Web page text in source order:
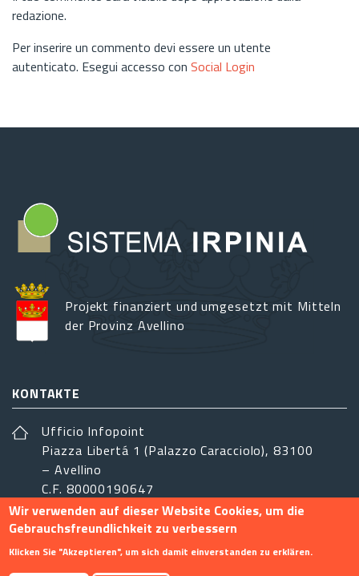
redazione.
Per inserire un commento devi essere un utente
autenticato. Esegui accesso con Social Login
Projekt finanziert und umgesetzt mit Mitteln
der Provinz Avellino
KONTAKTE
Ufficio Infopoint
Piazza Libertá 1 (Palazzo Caracciolo), 83100
– Avellino
C.F. 80000190647
sistemairpinia@provincia.avellino.it
FOLGEN SIE UNS
Wir verwenden auf dieser Website Cookies, um die
Gebrauchsfreundlichkeit zu verbessern
Klicken Sie "Akzeptieren", um sich damit einverstanden zu erklären.